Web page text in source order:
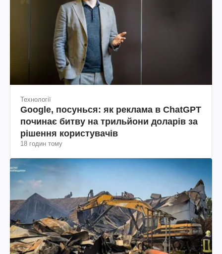
Технології
Google, посунься: як реклама в ChatGPT
починає битву на трильйони доларів за
рішення користувачів
18 годин тому